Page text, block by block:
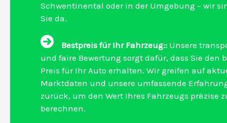
Schwentinental oder in der Umgebung – wir
Sie da.
Bestpreis für Ihr Fahrzeug:: Unsere
und faire Bewertung sorgt dafür, dass Sie den
Preis für Ihr Auto erhalten. Wir greifen auf
Marktdaten und unsere umfassende
zurück, um den Wert Ihres Fahrzeugs präzise
berechnen.